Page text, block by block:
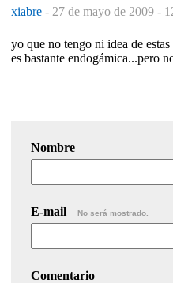
xiabre - 27 de mayo de 2009 -
yo que no tengo ni idea de
es bastante endogámica...pero
Nombre
E-mail No será mostrado.
Comentario